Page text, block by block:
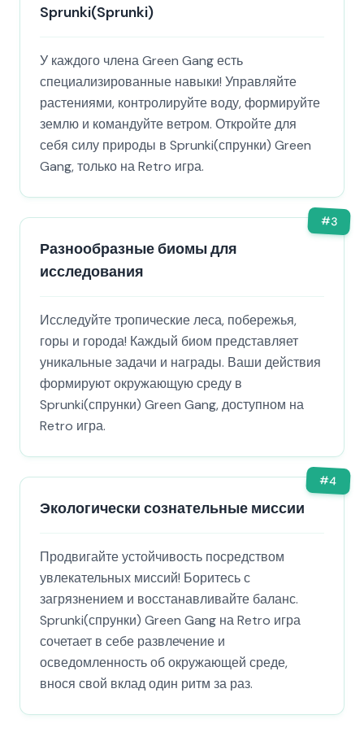
Sprunki(Sprunki)
У каждого члена Green Gang есть
специализированные навыки! Управляйте
растениями, контролируйте воду, формируйте
землю и командуйте ветром. Откройте для
себя силу природы в Sprunki(спрунки) Green
Gang, только на Retro игра.
#3
Разнообразные биомы для
исследования
Исследуйте тропические леса, побережья,
горы и города! Каждый биом представляет
уникальные задачи и награды. Ваши действия
формируют окружающую среду в
Sprunki(спрунки) Green Gang, доступном на
Retro игра.
#4
Экологически сознательные миссии
Продвигайте устойчивость посредством
увлекательных миссий! Боритесь с
загрязнением и восстанавливайте баланс.
Sprunki(спрунки) Green Gang на Retro игра
сочетает в себе развлечение и
осведомленность об окружающей среде,
внося свой вклад один ритм за раз.